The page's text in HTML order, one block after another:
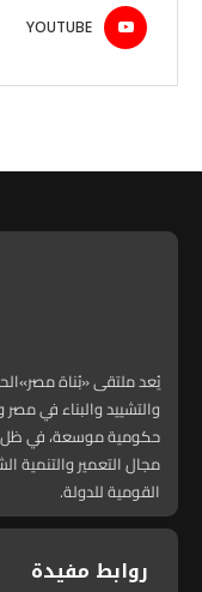
YOUTUBE
يُعد ملتقى «بُناة
حكومية موسعة، في ظل
مجال التعمير والتنمية
القومية للدولة.
روابط مفيدة